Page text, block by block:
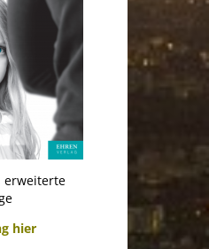
erweiterte
hier